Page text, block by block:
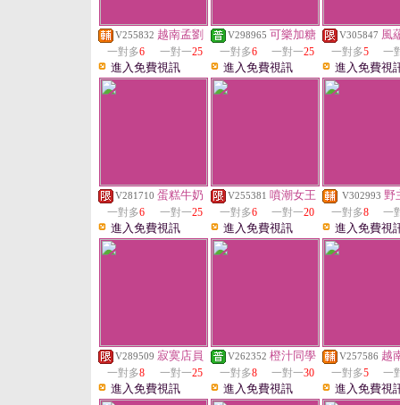
V255832 越南孟劉
一對多6 一對一25
進入免費視訊
V298965 可樂加糖
一對多6 一對一25
進入免費視訊
V305847 風
一對多5 一
進入免費視
V281710 蛋糕牛奶
一對多6 一對一25
進入免費視訊
V255381 噴潮女王
一對多6 一對一20
進入免費視訊
V302993 野
一對多8 一
進入免費視
V289509 寂寞店員
一對多8 一對一25
進入免費視訊
V262352 橙汁同學
一對多8 一對一30
進入免費視訊
V257586 越
一對多5 一
進入免費視